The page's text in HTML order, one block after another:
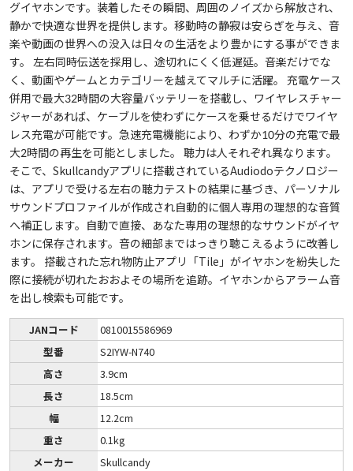
グイヤホンです。装着したその瞬間、周囲のノイズから解放され、
静かで快適な世界を提供します。移動時の静寂は安らぎを与え、音
楽や動画の世界への没入は日々の生活をより豊かにする事ができま
す。 左右同時伝送を採用し、途切れにくく低遅延。音楽だけでな
く、動画やゲームとカテゴリーを越えてマルチに活躍。 充電ケース
併用で最大32時間の大容量バッテリーを搭載し、ワイヤレスチャー
ジャーがあれば、ケーブルを使わずにケースを乗せるだけでワイヤ
レス充電が可能です。急速充電機能により、わずか10分の充電で最
大2時間の再生を可能としました。 聴力は人それぞれ異なります。
そこで、Skullcandyアプリに搭載されているAudiodoテクノロジー
は、アプリで受ける左右の聴力テストの結果に基づき、パーソナル
サウンドプロファイルが作成され自動的に個人専用の理想的な音質
へ補正します。自動で直接、あなた専用の理想的なサウンドがイヤ
ホンに保存されます。音の細部まではっきり聴こえるように改善し
ます。 搭載された忘れ物防止アプリ「Tile」がイヤホンを紛失した
際に接続が切れたおおよその場所を追跡。イヤホンからアラーム音
を出し検索も可能です。
JANコード
0810015586969
型番
S2IYW-N740
高さ
3.9cm
長さ
18.5cm
幅
12.2cm
重さ
0.1kg
メーカー
Skullcandy